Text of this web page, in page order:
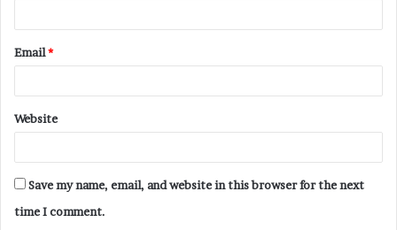
Email*
Website
Save my name, email, and website in this browser for the next
time I comment.